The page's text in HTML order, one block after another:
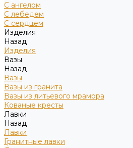
С ангелом
С лебедем
С сердцем
Изделия
Назад
Изделия
Вазы
Назад
Вазы
Вазы из гранита
Вазы из литьевого мрамора
Кованые кресты
Лавки
Назад
Лавки
Гранитные лавки